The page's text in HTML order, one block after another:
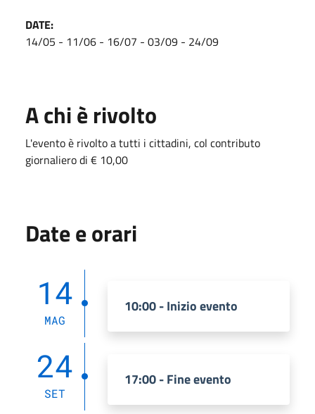
DATE:
14/05 - 11/06 - 16/07 - 03/09 - 24/09
A chi è rivolto
L'evento è rivolto a tutti i cittadini, col contributo
giornaliero di € 10,00
Date e orari
14
MAG
10:00 - Inizio evento
24
SET
17:00 - Fine evento